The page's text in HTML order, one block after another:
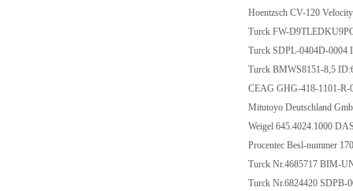
Hoentzsch CV-120
Turck FW-
Turck SDPL-0404D-0004
Turck BMWS8151-8,5
CEAG GHG-418-1101-R-
Mitutoyo Deutschland
Weigel 645.4024.1000
Procentec Besl-nummer
Turck Nr.4685717 BIM-
Turck Nr.6824420 SDPB-